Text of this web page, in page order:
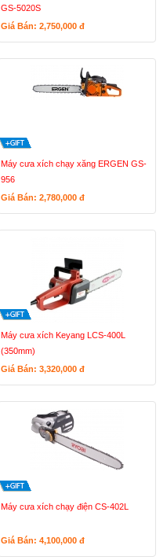
GS-5020S
Giá Bán: 2,750,000 đ
Máy cưa xích chạy xăng ERGEN GS-
956
Giá Bán: 2,780,000 đ
Máy cưa xích Keyang LCS-400L
(350mm)
Giá Bán: 3,320,000 đ
Máy cưa xích chạy điện CS-402L
Giá Bán: 4,100,000 đ